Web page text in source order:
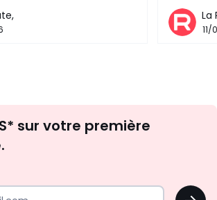
La
11/
d'inspirations
surprises?
sur votre première
OK